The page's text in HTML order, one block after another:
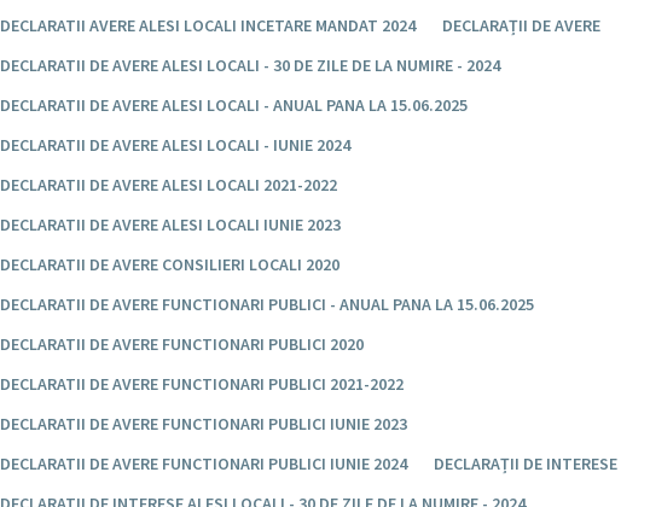
DECLARATII AVERE ALESI LOCALI INCETARE MANDAT 2024
DECLARAȚII DE AVERE
DECLARATII DE AVERE ALESI LOCALI - 30 DE ZILE DE LA NUMIRE - 2024
DECLARATII DE AVERE ALESI LOCALI - ANUAL PANA LA 15.06.2025
DECLARATII DE AVERE ALESI LOCALI - IUNIE 2024
DECLARATII DE AVERE ALESI LOCALI 2021-2022
DECLARATII DE AVERE ALESI LOCALI IUNIE 2023
DECLARATII DE AVERE CONSILIERI LOCALI 2020
DECLARATII DE AVERE FUNCTIONARI PUBLICI - ANUAL PANA LA 15.06.2025
DECLARATII DE AVERE FUNCTIONARI PUBLICI 2020
DECLARATII DE AVERE FUNCTIONARI PUBLICI 2021-2022
DECLARATII DE AVERE FUNCTIONARI PUBLICI IUNIE 2023
DECLARATII DE AVERE FUNCTIONARI PUBLICI IUNIE 2024
DECLARAȚII DE INTERESE